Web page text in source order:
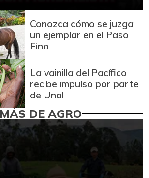
Conozca cómo se juzga
un ejemplar en el Paso
Fino
La vainilla del Pacífico
recibe impulso por parte
de Unal
MÁS DE AGRO